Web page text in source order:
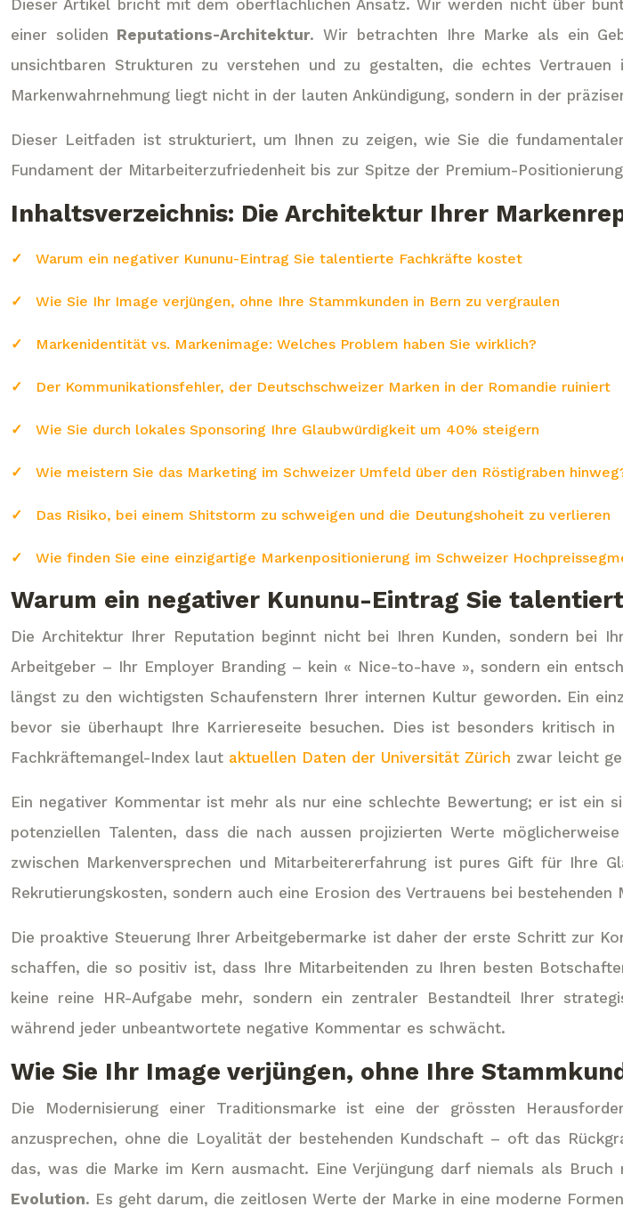
Dieser Artikel bricht mit dem oberflächlichen Ansatz. Wir werden nicht über
einer soliden Reputations-Architektur. Wir betrachten Ihre Marke als ein
unsichtbaren Strukturen zu verstehen und zu gestalten, die echtes
Markenwahrnehmung liegt nicht in der lauten Ankündigung, sondern in der
Dieser Leitfaden ist strukturiert, um Ihnen zu zeigen, wie Sie die
Fundament der Mitarbeiterzufriedenheit bis zur Spitze der Premium-
Inhaltsverzeichnis: Die Architektur Ihrer
Warum ein negativer Kununu-Eintrag Sie talentierte Fachkräfte kostet
Wie Sie Ihr Image verjüngen, ohne Ihre Stammkunden in Bern zu vergraulen
Markenidentität vs. Markenimage: Welches Problem haben Sie wirklich?
Der Kommunikationsfehler, der Deutschschweizer Marken in der Romandie ruiniert
Wie Sie durch lokales Sponsoring Ihre Glaubwürdigkeit um 40% steigern
Wie meistern Sie das Marketing im Schweizer Umfeld über den Röstigraben
Das Risiko, bei einem Shitstorm zu schweigen und die Deutungshoheit zu verlieren
Wie finden Sie eine einzigartige Markenpositionierung im Schweizer
Warum ein negativer Kununu-Eintrag Sie
Die Architektur Ihrer Reputation beginnt nicht bei Ihren Kunden, sondern bei
Arbeitgeber – Ihr Employer Branding – kein « Nice-to-have », sondern ein
längst zu den wichtigsten Schaufenstern Ihrer internen Kultur geworden. Ein
bevor sie überhaupt Ihre Karriereseite besuchen. Dies ist besonders kritisch
Fachkräftemangel-Index laut aktuellen Daten der Universität Zürich zwar leicht
Ein negativer Kommentar ist mehr als nur eine schlechte Bewertung; er ist ein
potenziellen Talenten, dass die nach aussen projizierten Werte
zwischen Markenversprechen und Mitarbeitererfahrung ist pures Gift für Ihre
Rekrutierungskosten, sondern auch eine Erosion des Vertrauens bei bestehenden
Die proaktive Steuerung Ihrer Arbeitgebermarke ist daher der erste Schritt zur
schaffen, die so positiv ist, dass Ihre Mitarbeitenden zu Ihren besten
keine reine HR-Aufgabe mehr, sondern ein zentraler Bestandteil Ihrer
während jeder unbeantwortete negative Kommentar es schwächt.
Wie Sie Ihr Image verjüngen, ohne Ihre
Die Modernisierung einer Traditionsmarke ist eine der grössten
anzusprechen, ohne die Loyalität der bestehenden Kundschaft – oft das
das, was die Marke im Kern ausmacht. Eine Verjüngung darf niemals als
Evolution. Es geht darum, die zeitlosen Werte der Marke in eine moderne